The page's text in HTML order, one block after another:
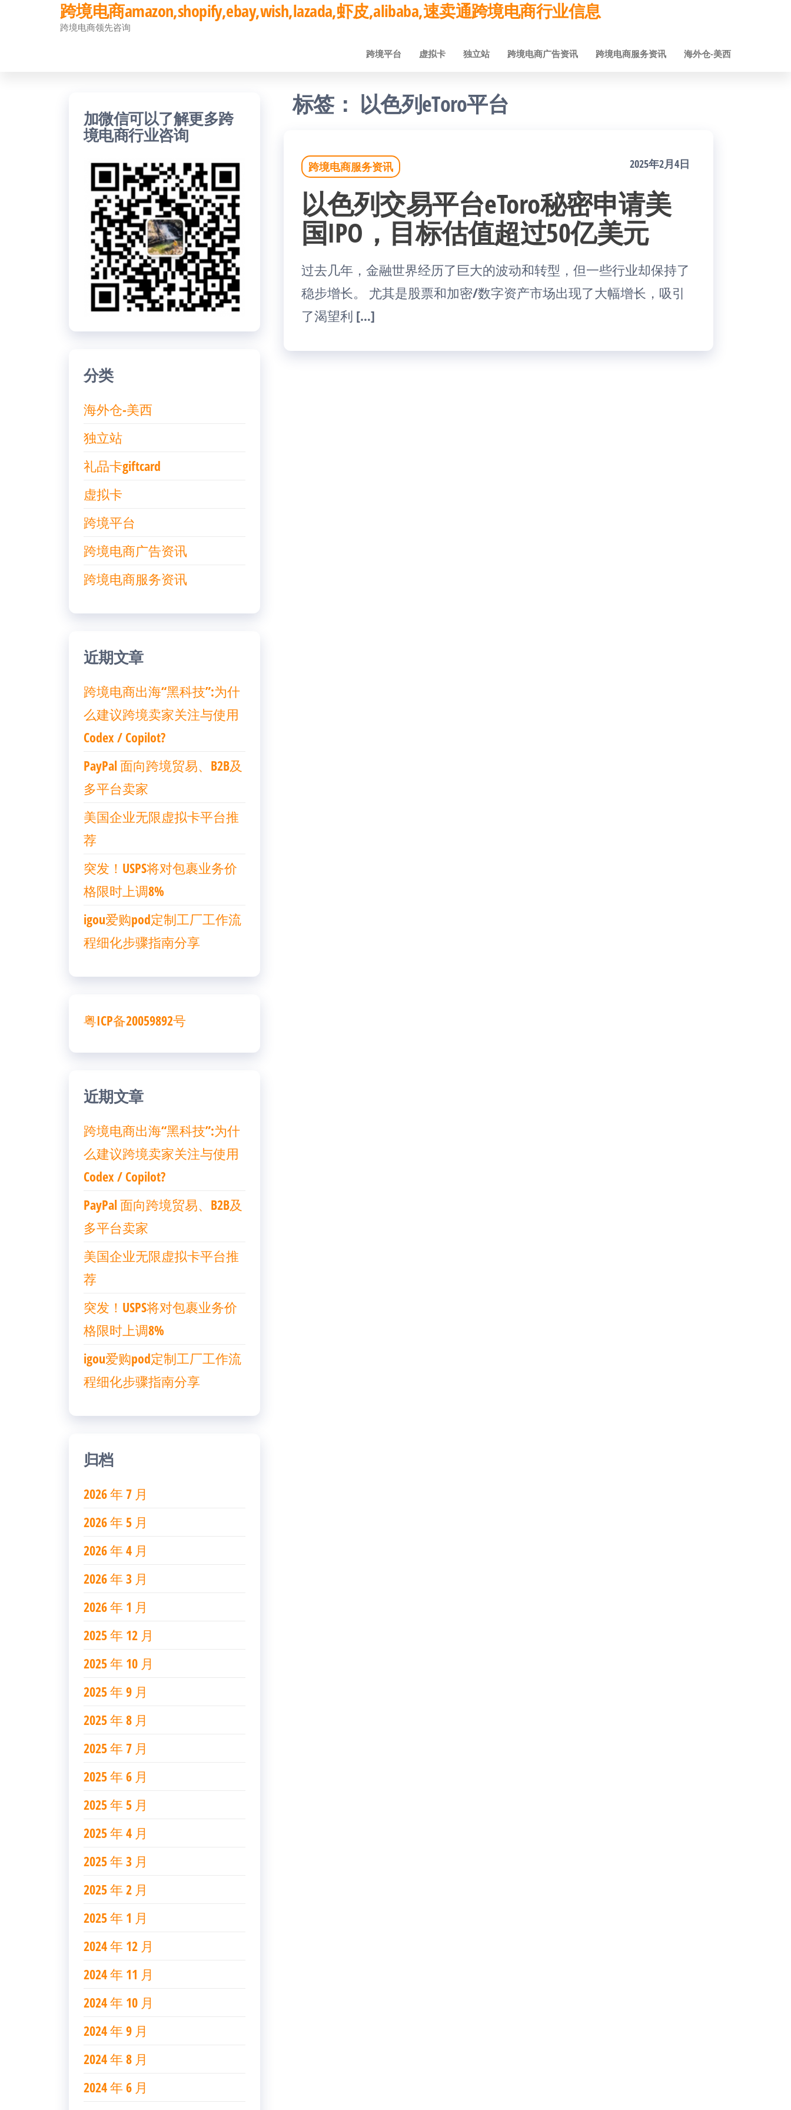
跨境电商amazon,shopify,ebay,wish,lazada,虾皮,alibaba,速卖通跨境电商行业信息
跨境电商领先咨询
跨境平台 虚拟卡 独立站 跨境电商广告资讯 跨境电商服务资讯 海外仓-美西
标签： 以色列eToro平台
跨境电商服务资讯 2025年2月4日
以色列交易平台eToro秘密申请美
国IPO，目标估值超过50亿美元
过去几年，金融世界经历了巨大的波动和转型，但一些行业却保持了
稳步增长。 尤其是股票和加密/数字资产市场出现了大幅增长，吸引
了渴望利 […]
加微信可以了解更多跨
境电商行业咨询
分类
海外仓-美西
独立站
礼品卡giftcard
虚拟卡
跨境平台
跨境电商广告资讯
跨境电商服务资讯
近期文章
跨境电商出海“黑科技”:为什
么建议跨境卖家关注与使用
Codex / Copilot?
PayPal 面向跨境贸易、B2B及
多平台卖家
美国企业无限虚拟卡平台推
荐
突发！USPS将对包裹业务价
格限时上调8%
igou爱购pod定制工厂工作流
程细化步骤指南分享
粤ICP备20059892号
近期文章
跨境电商出海“黑科技”:为什
么建议跨境卖家关注与使用
Codex / Copilot?
PayPal 面向跨境贸易、B2B及
多平台卖家
美国企业无限虚拟卡平台推
荐
突发！USPS将对包裹业务价
格限时上调8%
igou爱购pod定制工厂工作流
程细化步骤指南分享
归档
2026 年 7 月
2026 年 5 月
2026 年 4 月
2026 年 3 月
2026 年 1 月
2025 年 12 月
2025 年 10 月
2025 年 9 月
2025 年 8 月
2025 年 7 月
2025 年 6 月
2025 年 5 月
2025 年 4 月
2025 年 3 月
2025 年 2 月
2025 年 1 月
2024 年 12 月
2024 年 11 月
2024 年 10 月
2024 年 9 月
2024 年 8 月
2024 年 6 月